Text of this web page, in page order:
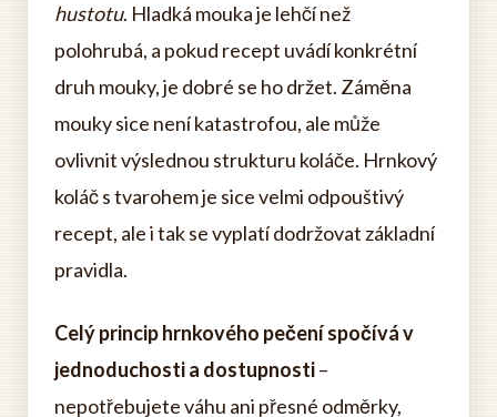
hustotu. Hladká mouka je lehčí než
polohrubá, a pokud recept uvádí konkrétní
druh mouky, je dobré se ho držet. Záměna
mouky sice není katastrofou, ale může
ovlivnit výslednou strukturu koláče. Hrnkový
koláč s tvarohem je sice velmi odpouštivý
recept, ale i tak se vyplatí dodržovat základní
pravidla.
Celý princip hrnkového pečení spočívá v
jednoduchosti a dostupnosti–
nepotřebujete váhu ani přesné odměrky,